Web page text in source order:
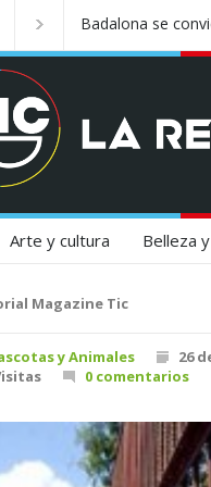
¡Vuela
Arte y cultura Belleza
Magazine Tic
y Animales 26
0 comentarios